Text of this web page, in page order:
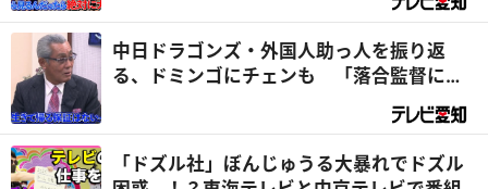
中日ドラゴンズ・外国人助っ人を振り返
る、ドミンゴにチェンも 「落合監督に言
われてドミニカへ...」森繁和が語る
「ドズル社」ぼんじゅうる大暴れでドズル